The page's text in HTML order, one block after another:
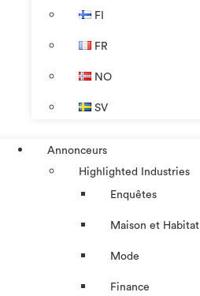
FI
FR
NO
SV
Annonceurs
Highlighted Industries
Enquêtes
Maison et Habitat
Mode
Finance